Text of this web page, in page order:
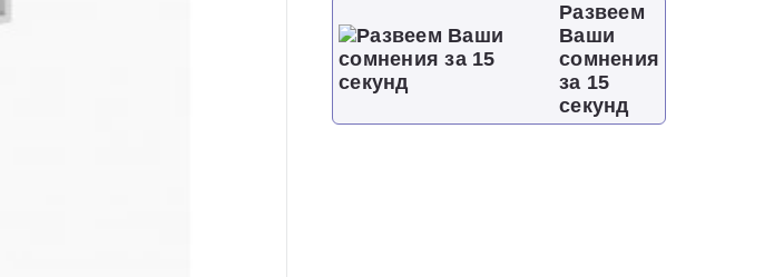
Развеем
Ваши
сомнения
за 15
секунд